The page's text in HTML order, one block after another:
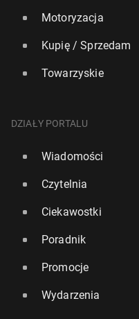
Motoryzacja
Kupię / Sprzedam
Towarzyskie
DZIAŁY PORTALU
Wiadomości
Czytelnia
Ciekawostki
Poradnik
Promocje
Wydarzenia